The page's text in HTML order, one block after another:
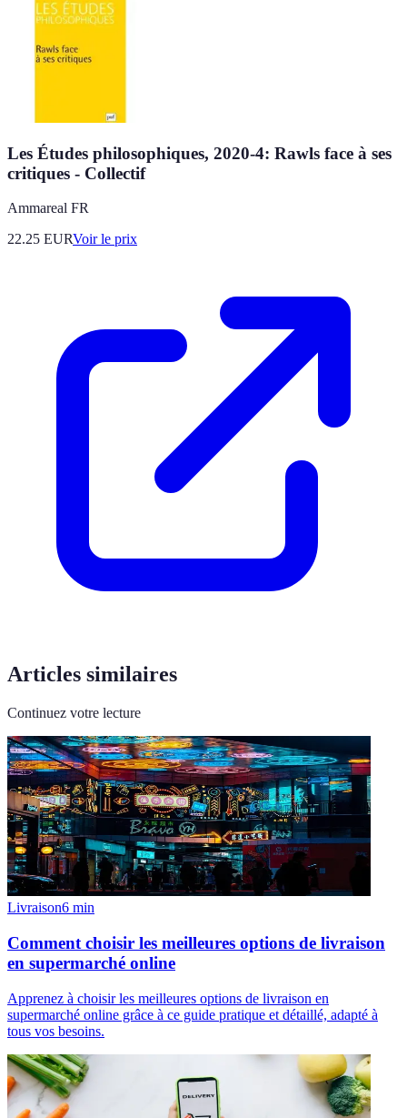
Les Études philosophiques, 2020-4: Rawls face à ses
critiques - Collectif
Ammareal FR
22.25 EURVoir le prix
Articles similaires
Continuez votre lecture
Livraison6 min
Comment choisir les meilleures options de livraison
en supermarché online
Apprenez à choisir les meilleures options de livraison en
supermarché online grâce à ce guide pratique et détaillé, adapté à
tous vos besoins.